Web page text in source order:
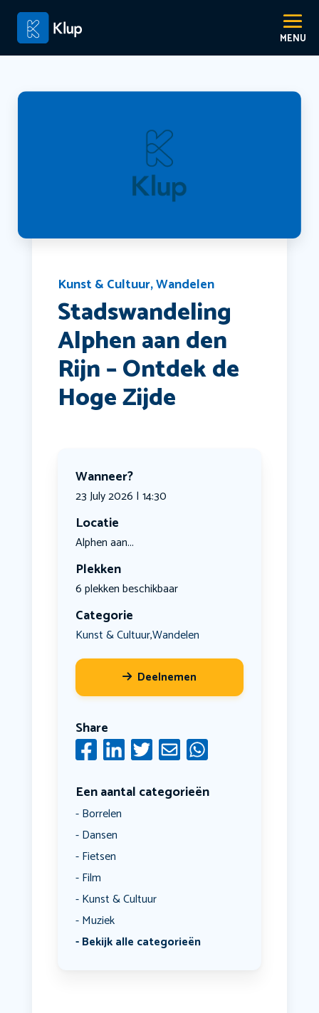
Kunst & Cultuur,Wandelen
Stadswandeling
Alphen aan den
Rijn – Ontdek de
Hoge Zijde
Wanneer?
23 July 2026 | 14:30
Locatie
Alphen aan...
Plekken
6 plekken beschikbaar
Categorie
Kunst & Cultuur,Wandelen
Deelnemen
Share
Een aantal categorieën
Borrelen
Dansen
Fietsen
Film
Kunst & Cultuur
Muziek
Bekijk alle categorieën